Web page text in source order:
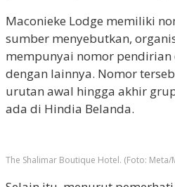
Maconieke Lodge memiliki
sumber menyebutkan,
mempunyai nomor
dengan lainnya. Nomor
urutan awal hingga akhir
ada di Hindia Belanda.
The Shalimar Boutique Hotel. (Foto: Meta/